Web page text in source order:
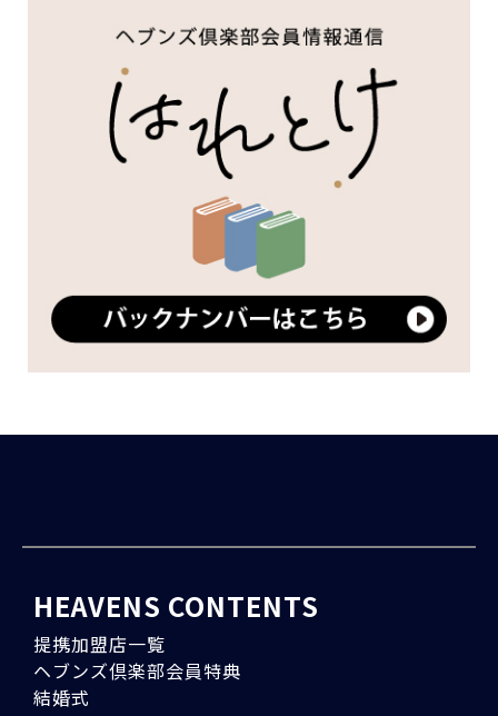
HEAVENS CONTENTS
提携加盟店一覧
ヘブンズ倶楽部会員特典
結婚式